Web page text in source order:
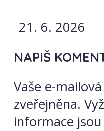
21. 6. 2026
NAPIŠ
Vaše e-
zveřejněna.
informace